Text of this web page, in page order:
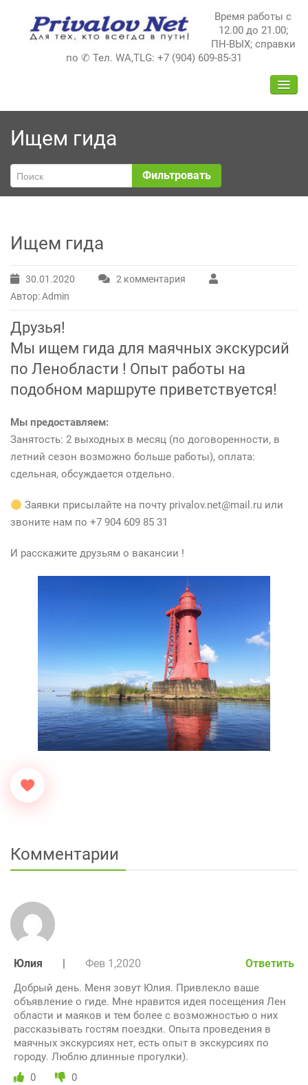
содержимому
Время работы с
12.00 до 21.00;
ПН-ВЫХ; справки
по ✆ Тел. WA,TLG: +7 (904) 609-85-31
Ищем гида
Фильтровать
Ищем гида
30.01.2020 2 комментария
Автор: Admin
Друзья!
Мы ищем гида для маячных экскурсий
по Ленобласти ! Опыт работы на
подобном маршруте приветствуется!
Мы предоставляем:
Занятость: 2 выходных в месяц (по договоренности, в
летний сезон возможно больше работы), оплата:
сдельная, обсуждается отдельно.
Заявки присылайте на почту privalov.net@mail.ru или
звоните нам по +7 904 609 85 31
И расскажите друзьям о вакансии !
Комментарии
Юлия | Фев 1,2020 Ответить
Добрый день. Меня зовут Юлия. Привлекло ваше
объявление о гиде. Мне нравится идея посещения Лен
области и маяков и тем более с возможностью о них
рассказывать гостям поездки. Опыта проведения в
маячных экскурсиях нет, есть опыт в экскурсиях по
городу. Люблю длинные прогулки).
0
0